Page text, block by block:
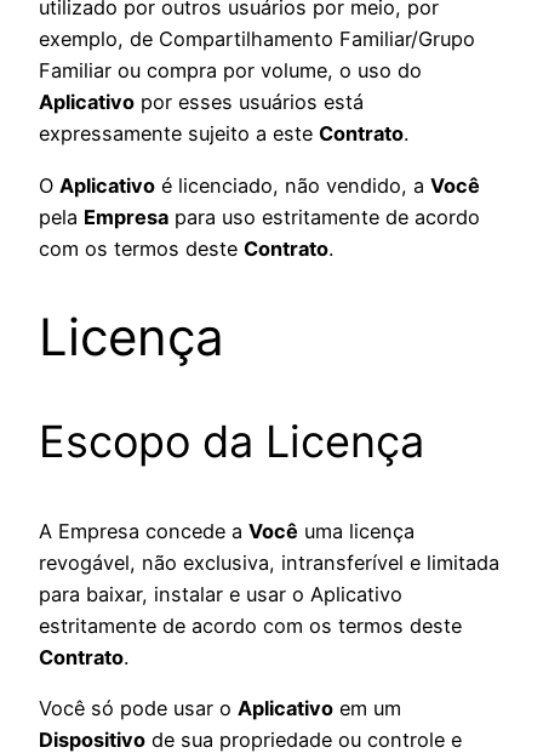
utilizado por outros usuários por meio, por
exemplo, de Compartilhamento Familiar/Grupo
Familiar ou compra por volume, o uso do
Aplicativo por esses usuários está
expressamente sujeito a este Contrato.
O Aplicativo é licenciado, não vendido, a Você
pela Empresa para uso estritamente de acordo
com os termos deste Contrato.
Licença
Escopo da Licença
A Empresa concede a Você uma licença
revogável, não exclusiva, intransferível e limitada
para baixar, instalar e usar o Aplicativo
estritamente de acordo com os termos deste
Contrato.
Você só pode usar o Aplicativo em um
Dispositivo de sua propriedade ou controle e